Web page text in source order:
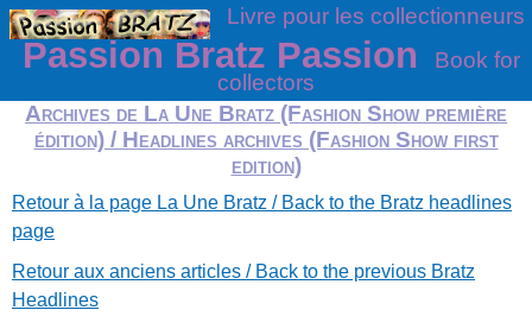
Livre pour les collectionneurs
Passion Bratz Passion
Book for
collectors
Archives de La Une Bratz (Fashion Show première
édition) / Headlines archives (Fashion Show first
edition)
Retour à la page La Une Bratz / Back to the Bratz headlines
page
Retour aux anciens articles / Back to the previous Bratz
Headlines